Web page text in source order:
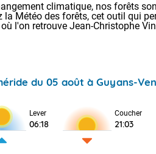
climatique, nos forêts
la Météo des forêts, cet outil qui
l'on retrouve Jean-Christophe
du 05 août à Guyans-
Lever
06:18
Coucher
21:03
Voici les
Lyon : 32
25 Nancy :